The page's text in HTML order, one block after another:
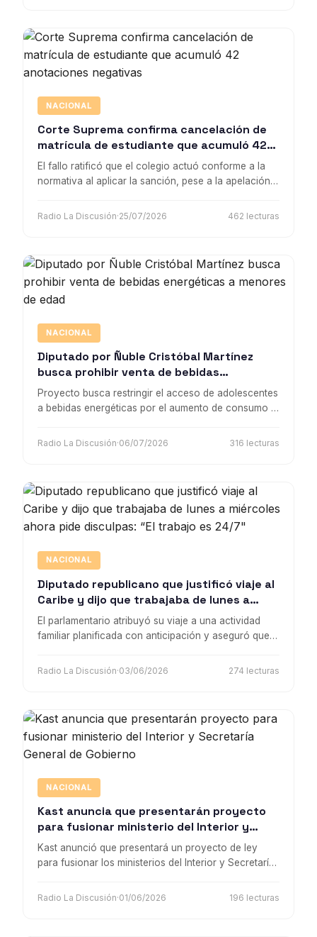
NACIONAL
Corte Suprema confirma cancelación de
matrícula de estudiante que acumuló 42
anotaciones negativas
El fallo ratificó que el colegio actuó conforme a la
normativa al aplicar la sanción, pese a la apelación
Radio La Discusión·25/07/2026 462 lecturas
NACIONAL
Diputado por Ñuble Cristóbal Martínez
busca prohibir venta de bebidas
energéticas a menores de edad
Proyecto busca restringir el acceso de adolescentes
a bebidas energéticas por el aumento de consumo y
Radio La Discusión·06/07/2026 316 lecturas
NACIONAL
Diputado republicano que justificó viaje al
Caribe y dijo que trabajaba de lunes a
miércoles ahora pide disculpas: “El trabajo
es 24/7"
El parlamentario atribuyó su viaje a una actividad
familiar planificada con anticipación y aseguró que
domingo.
Radio La Discusión·03/06/2026 274 lecturas
NACIONAL
Kast anuncia que presentarán proyecto
para fusionar ministerio del Interior y
Secretaría General de Gobierno
Kast anunció que presentará un proyecto de ley
para fusionar los ministerios del Interior y Secretaría
para reducir el tamaño del Estado.
Radio La Discusión·01/06/2026 196 lecturas